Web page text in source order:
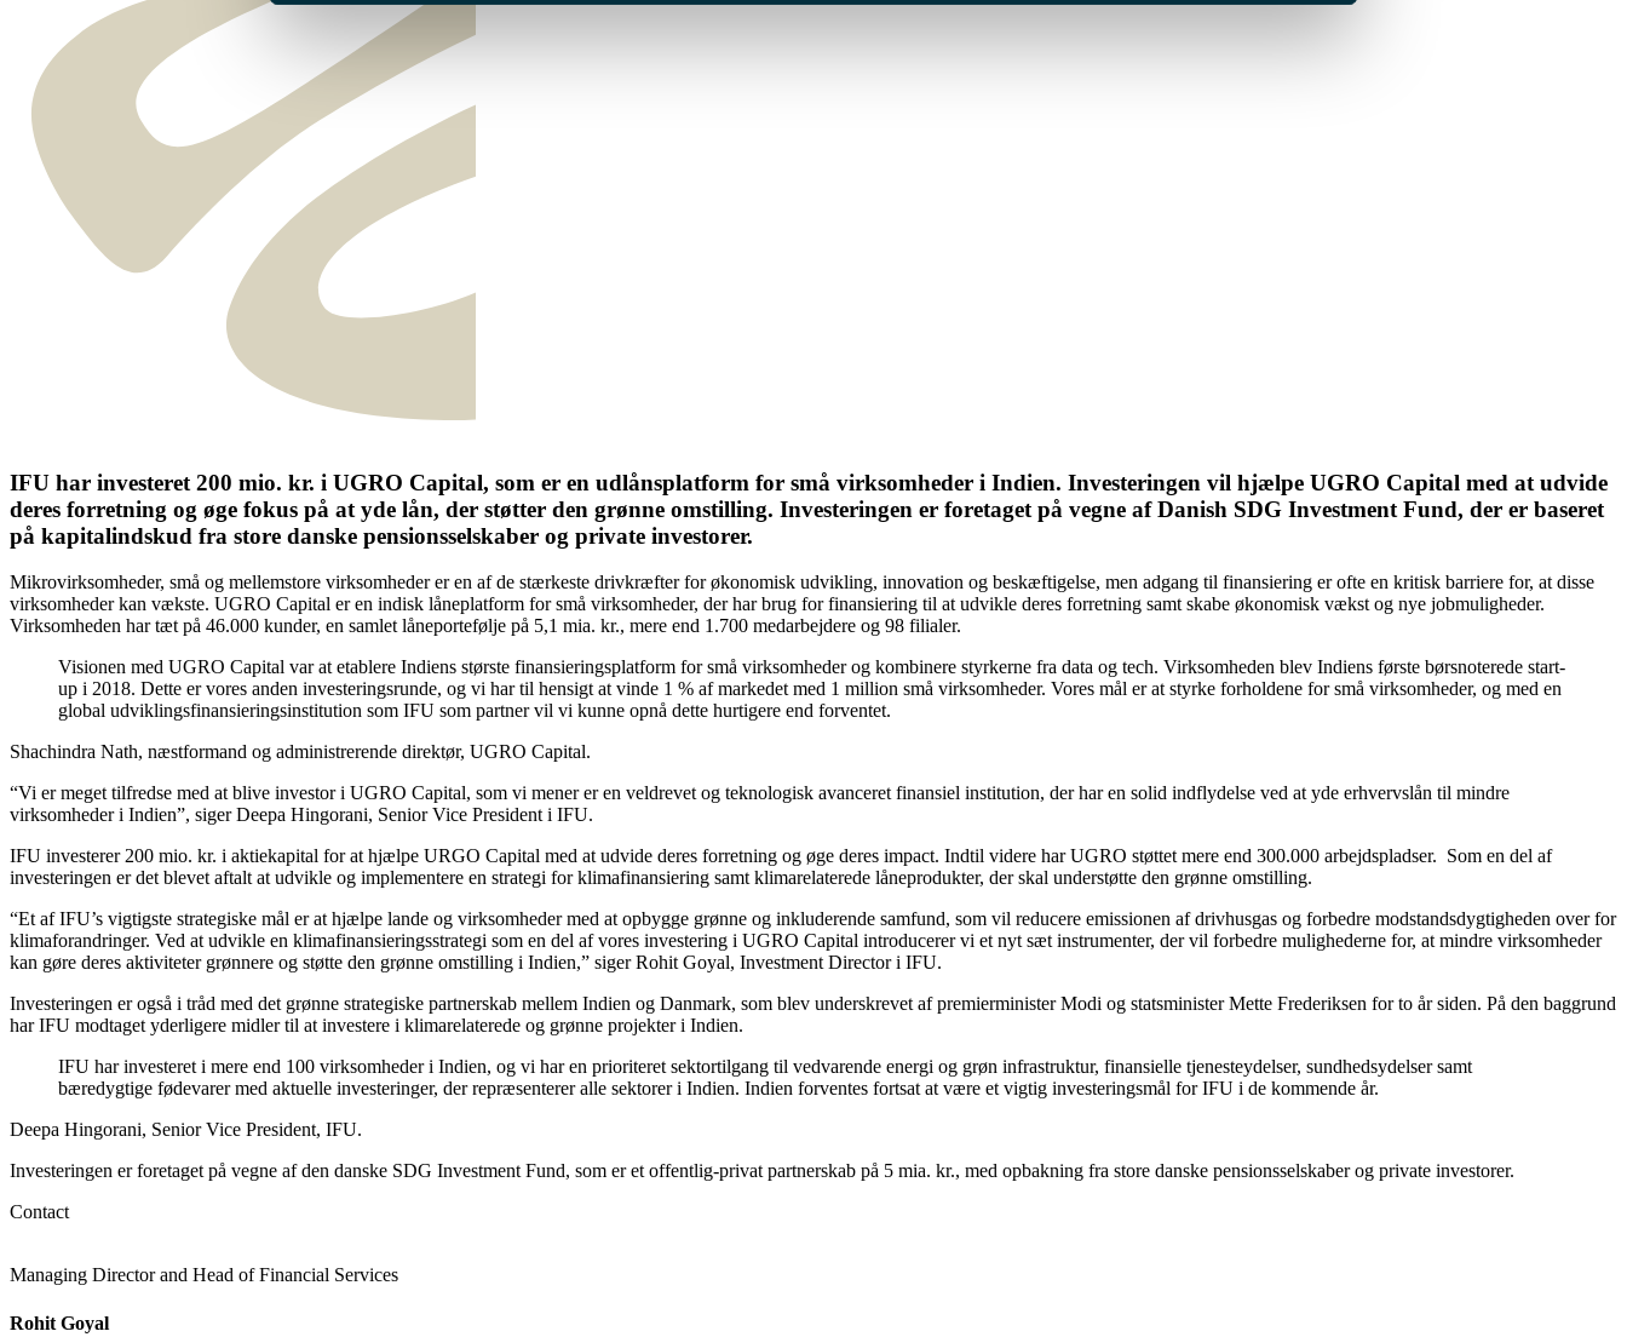
IFU har investeret 200 mio. kr. i UGRO Capital, som er en udlånsplatform for små virksomheder i Indien. Investeringen vil hjælpe UGRO Capital med at udvide
deres forretning og øge fokus på at yde lån, der støtter den grønne omstilling. Investeringen er foretaget på vegne af Danish SDG Investment Fund, der er baseret
på kapitalindskud fra store danske pensionsselskaber og private investorer.
Mikrovirksomheder, små og mellemstore virksomheder er en af de stærkeste drivkræfter for økonomisk udvikling, innovation og beskæftigelse, men adgang til finansiering er ofte en kritisk barriere for, at disse
virksomheder kan vækste. UGRO Capital er en indisk låneplatform for små virksomheder, der har brug for finansiering til at udvikle deres forretning samt skabe økonomisk vækst og nye jobmuligheder.
Virksomheden har tæt på 46.000 kunder, en samlet låneportefølje på 5,1 mia. kr., mere end 1.700 medarbejdere og 98 filialer.
Visionen med UGRO Capital var at etablere Indiens største finansieringsplatform for små virksomheder og kombinere styrkerne fra data og tech. Virksomheden blev Indiens første børsnoterede start-
up i 2018. Dette er vores anden investeringsrunde, og vi har til hensigt at vinde 1 % af markedet med 1 million små virksomheder. Vores mål er at styrke forholdene for små virksomheder, og med en
global udviklingsfinansieringsinstitution som IFU som partner vil vi kunne opnå dette hurtigere end forventet.
Shachindra Nath, næstformand og administrerende direktør, UGRO Capital.
“Vi er meget tilfredse med at blive investor i UGRO Capital, som vi mener er en veldrevet og teknologisk avanceret finansiel institution, der har en solid indflydelse ved at yde erhvervslån til mindre
virksomheder i Indien”, siger Deepa Hingorani, Senior Vice President i IFU.
IFU investerer 200 mio. kr. i aktiekapital for at hjælpe URGO Capital med at udvide deres forretning og øge deres impact. Indtil videre har UGRO støttet mere end 300.000 arbejdspladser. Som en del af
investeringen er det blevet aftalt at udvikle og implementere en strategi for klimafinansiering samt klimarelaterede låneprodukter, der skal understøtte den grønne omstilling.
“Et af IFU’s vigtigste strategiske mål er at hjælpe lande og virksomheder med at opbygge grønne og inkluderende samfund, som vil reducere emissionen af drivhusgas og forbedre modstandsdygtigheden over for
klimaforandringer. Ved at udvikle en klimafinansieringsstrategi som en del af vores investering i UGRO Capital introducerer vi et nyt sæt instrumenter, der vil forbedre mulighederne for, at mindre virksomheder
kan gøre deres aktiviteter grønnere og støtte den grønne omstilling i Indien,” siger Rohit Goyal, Investment Director i IFU.
Investeringen er også i tråd med det grønne strategiske partnerskab mellem Indien og Danmark, som blev underskrevet af premierminister Modi og statsminister Mette Frederiksen for to år siden. På den baggrund
har IFU modtaget yderligere midler til at investere i klimarelaterede og grønne projekter i Indien.
IFU har investeret i mere end 100 virksomheder i Indien, og vi har en prioriteret sektortilgang til vedvarende energi og grøn infrastruktur, finansielle tjenesteydelser, sundhedsydelser samt
bæredygtige fødevarer med aktuelle investeringer, der repræsenterer alle sektorer i Indien. Indien forventes fortsat at være et vigtig investeringsmål for IFU i de kommende år.
Deepa Hingorani, Senior Vice President, IFU.
Investeringen er foretaget på vegne af den danske SDG Investment Fund, som er et offentlig-privat partnerskab på 5 mia. kr., med opbakning fra store danske pensionsselskaber og private investorer.
Contact
Managing Director and Head of Financial Services
Rohit Goyal